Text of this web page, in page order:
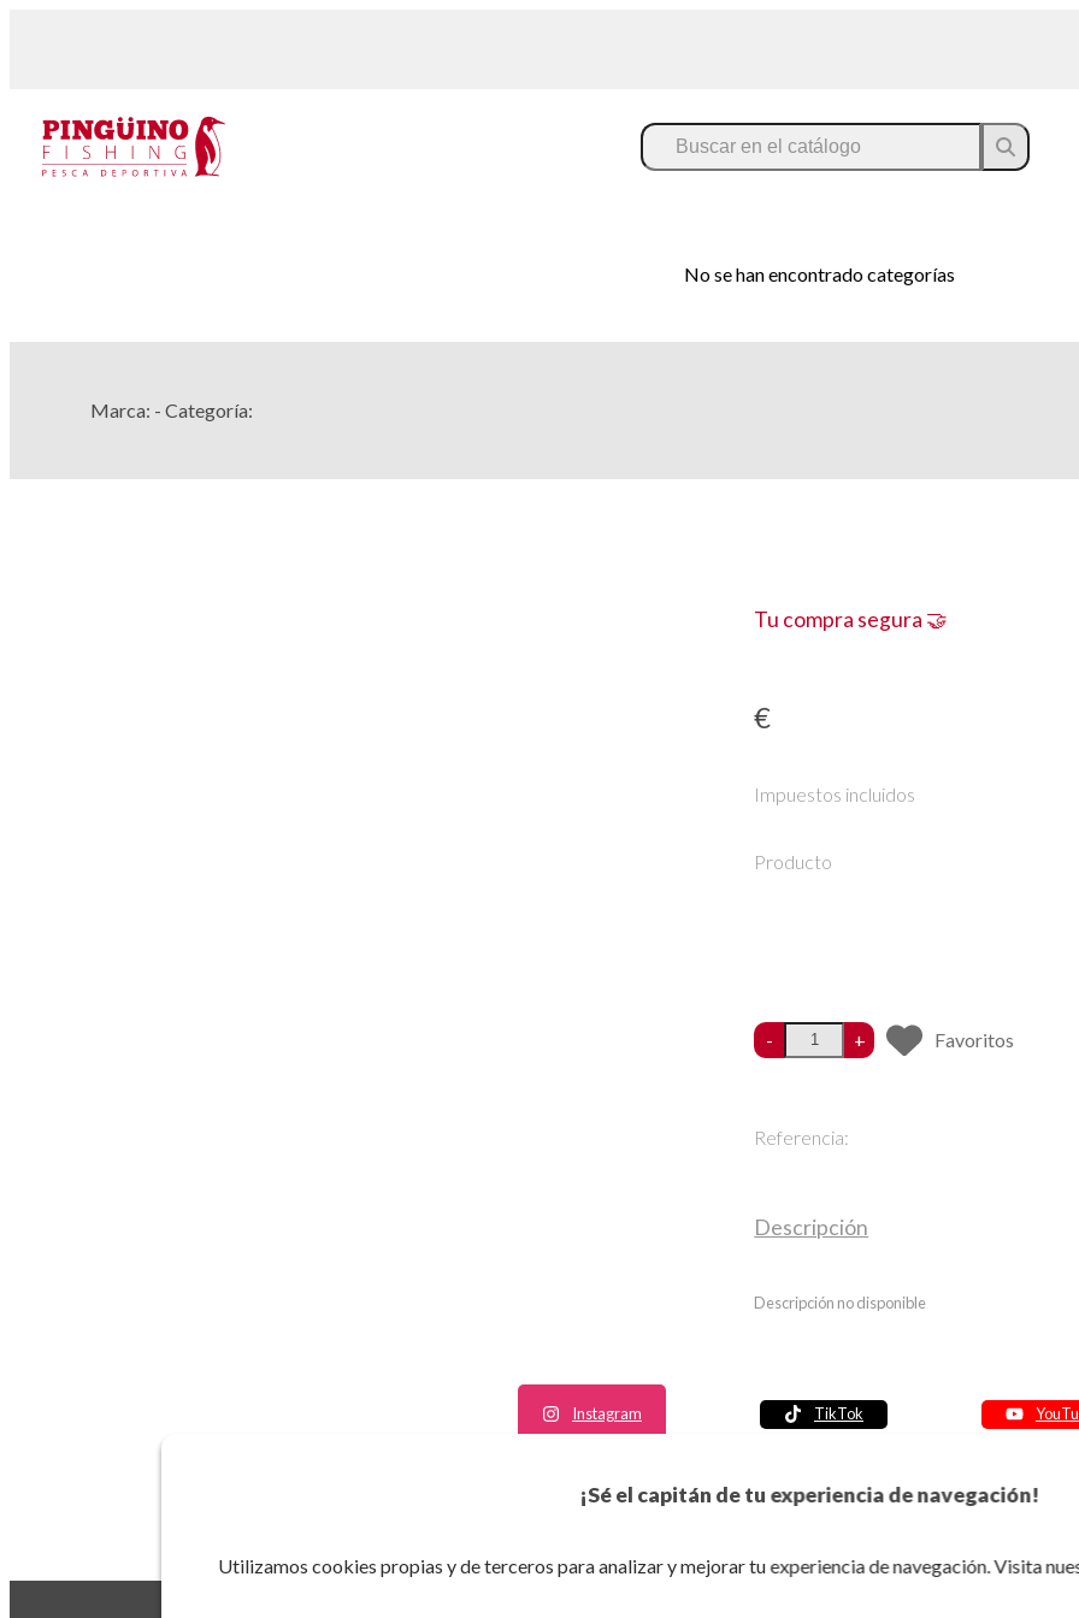
¡Sé el capitán de tu experiencia de navegación!
Utilizamos cookies propias y de terceros para analizar y mejorar tu experiencia de navegación. Visita
No se han encontrado categorías
Marca: - Categoría:
Tu compra segura 🤝
€
Impuestos incluidos
Producto
- + Favoritos
Referencia:
Descripción
Descripción no disponible
Instagram TikTok
Política de seguridad